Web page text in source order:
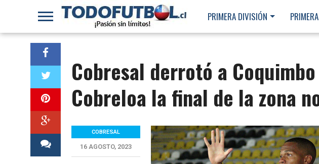
PRIMERA DIVISIÓN
Cobresal derrotó a
Cobreloa la final de la zona
COBRESAL
16 AGOSTO, 2023